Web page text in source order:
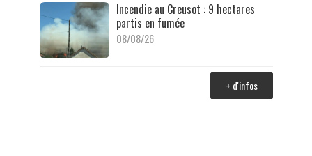
Incendie au Creusot : 9 hectares
partis en fumée
08/08/26
+ d'infos